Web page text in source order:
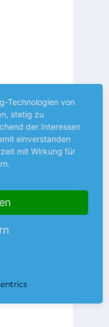
Technologien von
stetig zu
der Interessen
einverstanden
mit Wirkung für